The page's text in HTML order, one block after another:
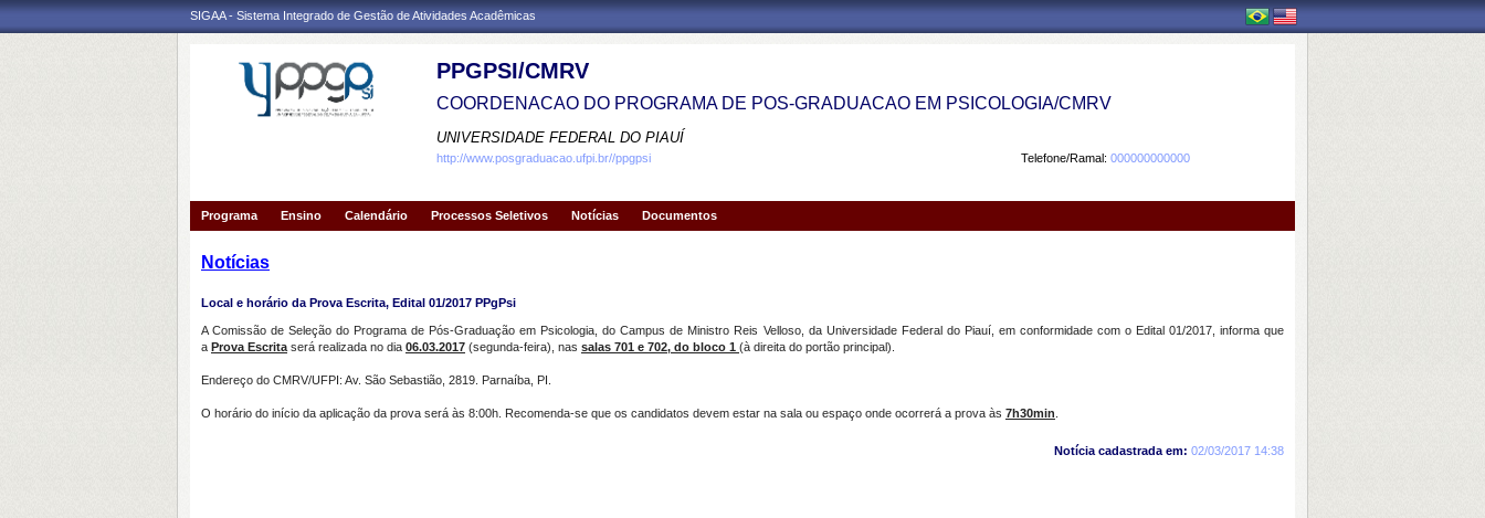
SIGAA - Sistema Integrado de Gestão de Atividades Acadêmicas
PPGPSI/CMRV
COORDENACAO DO PROGRAMA DE POS-GRADUACAO EM PSICOLOGIA/CMRV
UNIVERSIDADE FEDERAL DO PIAUÍ
Telefone/Ramal: 000000000000
http://www.posgraduacao.ufpi.br//ppgpsi
Programa Ensino Calendário Processos Seletivos Notícias Documentos
Notícias
Local e horário da Prova Escrita, Edital 01/2017 PPgPsi
A Comissão de Seleção do Programa de Pós-Graduação em Psicologia, do Campus de Ministro Reis Velloso, da Universidade Federal do Piauí, em conformidade com o Edital 01/2017, informa que
a Prova Escrita será realizada no dia 06.03.2017 (segunda-feira), nas salas 701 e 702, do bloco 1 (à direita do portão principal).
Endereço do CMRV/UFPI: Av. São Sebastião, 2819. Parnaíba, PI.
O horário do início da aplicação da prova será às 8:00h. Recomenda-se que os candidatos devem estar na sala ou espaço onde ocorrerá a prova às 7h30min
Notícia cadastrada em: 02/03/2017 14:38